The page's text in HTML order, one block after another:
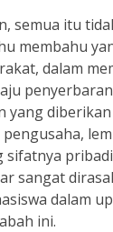
semua itu
membahu
dalam
yang
sifatnya
sangat
dalam
ini.